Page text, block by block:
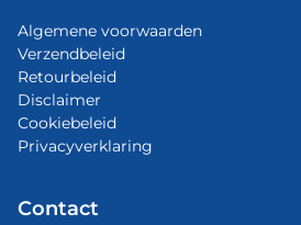
Algemene voorwaarden
Verzendbeleid
Retourbeleid
Disclaimer
Cookiebeleid
Privacyverklaring
Contact